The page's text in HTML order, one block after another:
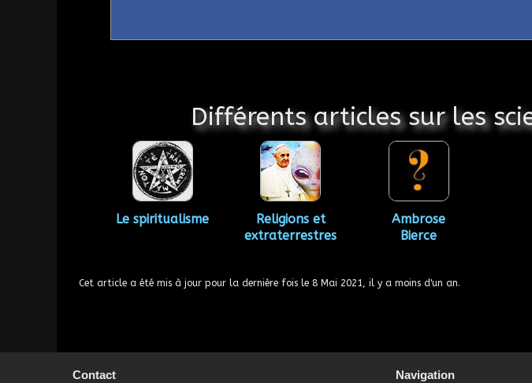
Différents articles sur les
Le spiritualisme
Religions et
extraterrestres
Ambrose
Bierce
Cet article a été mis à jour pour la dernière fois le 8 Mai 2021, il y a moins d'un an.
Contact Navigation